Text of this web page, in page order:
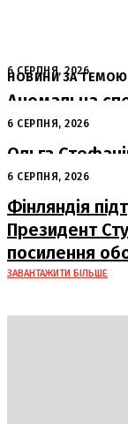
НОВИНИ ЗА ТЕМОЮ
6 СЕРПНЯ, 2026
Аномальна
кінця:
6 СЕРПНЯ, 2026
Ольга
підозри від
6 СЕРПНЯ, 2026
Фінляндія
Президент
посилення
ЗАВАНТАЖИТИ БІЛЬШЕ